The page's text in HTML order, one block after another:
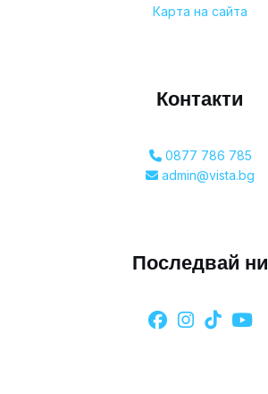
Карта на сайта
Контакти
0877 786 785
admin@vista.bg
Последвай ни